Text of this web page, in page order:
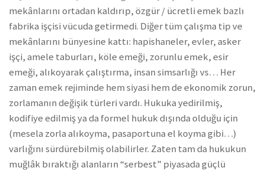
mekânlarını ortadan kaldırıp, özgür / ücretli emek bazlı
fabrika işçisi vücuda getirmedi. Diğer tüm çalışma tip ve
mekânlarını bünyesine kattı: hapishaneler, evler, asker
işçi, amele taburları, köle emeği, zorunlu emek, esir
emeği, alıkoyarak çalıştırma, insan simsarlığı vs… Her
zaman emek rejiminde hem siyasi hem de ekonomik zorun,
zorlamanın değişik türleri vardı. Hukuka yedirilmiş,
kodifiye edilmiş ya da formel hukuk dışında olduğu için
(mesela zorla alıkoyma, pasaportuna el koyma gibi…)
varlığını sürdürebilmiş olabilirler. Zaten tam da hukukun
muğlâk bıraktığı alanların “serbest” piyasada güçlü